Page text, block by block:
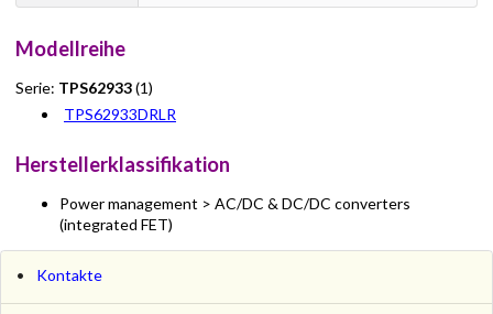
Modellreihe
Serie: TPS62933(1)
TPS62933DRLR
Herstellerklassifikation
Power management > AC/DC & DC/DC converters
(integrated FET)
Kontakte